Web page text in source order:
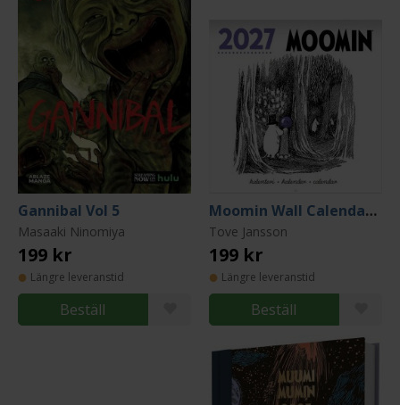
Gannibal Vol 5
Masaaki Ninomiya
199 kr
Längre leveranstid
Beställ
Moomin Wall Calendar 2027 (30x30cm)
Tove Jansson
199 kr
Längre leveranstid
Beställ